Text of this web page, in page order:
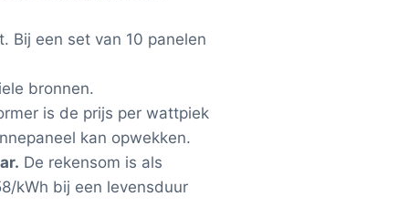
Bij een set van 10 panelen
bronnen.
is de prijs per wattpiek
kan opwekken.
De rekensom is als
kWh bij een levensduur